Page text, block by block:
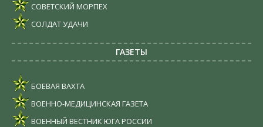
СОВЕТСКИЙ МОРПЕХ
СОЛДАТ УДАЧИ
ГАЗЕТЫ
БОЕВАЯ ВАХТА
ВОЕННО-МЕДИЦИНСКАЯ ГАЗЕТА
ВОЕННЫЙ ВЕСТНИК ЮГА РОССИИ